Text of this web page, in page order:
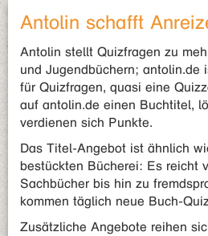
Antolin schafft
Antolin stellt Quizfragen zu
und Jugendbüchern; antolin.de
für Quizfragen, quasi eine
auf antolin.de einen Buchtitel,
verdienen sich Punkte.
Das Titel-Angebot ist ähnlich
bestückten Bücherei: Es reicht
Sachbücher bis hin zu
kommen täglich neue Buch-
Zusätzliche Angebote reihen